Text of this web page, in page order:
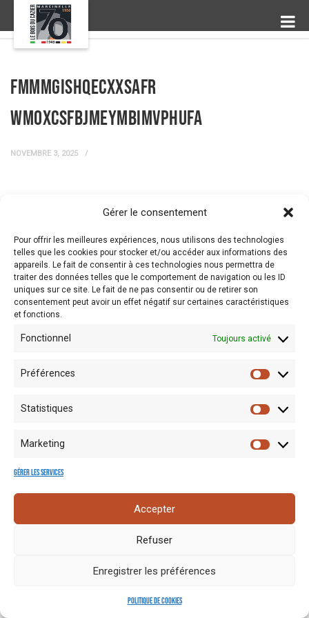
Gérer le consentement
Pour offrir les meilleures expériences, nous utilisons des technologies
telles que les cookies pour stocker et/ou accéder aux informations des
appareils. Le fait de consentir à ces technologies nous permettra de
traiter des données telles que le comportement de navigation ou les ID
uniques sur ce site. Le fait de ne pas consentir ou de retirer son
consentement peut avoir un effet négatif sur certaines caractéristiques
et fonctions.
Fonctionnel Toujours activé
Préférences
Statistiques
Marketing
Gérer les services
Accepter
Refuser
Enregistrer les préférences
Politique de cookies
fmMMGISHQECxxSafR
wmOxcSfbJMEymbiMvpHuFa
NOVEMBRE 3, 2025
Mentions
Espace
presse